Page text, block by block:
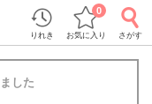
りれき お気に入り
0
さがす
した